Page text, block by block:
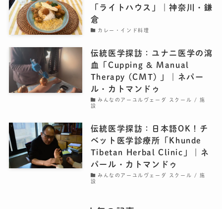
「ライトハウス」｜神奈川・鎌
倉
カレー・インド料理
伝統医学探訪：ユナニ医学の瀉
血「Cupping & Manual
Therapy (CMT) 」｜ネパー
ル・カトマンドゥ
みんなのアーユルヴェーダ スクール / 施
設
伝統医学探訪：日本語OK！チ
ベット医学診療所「Khunde
Tibetan Herbal Clinic」｜ネ
パール・カトマンドゥ
みんなのアーユルヴェーダ スクール / 施
設